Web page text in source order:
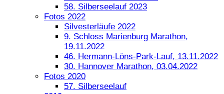
58. Silberseelauf 2023
Fotos 2022
Silvesterläufe 2022
9. Schloss Marienburg Marathon,
19.11.2022
46. Hermann-Löns-Park-Lauf, 13.11.2022
30. Hannover Marathon, 03.04.2022
Fotos 2020
57. Silberseelauf